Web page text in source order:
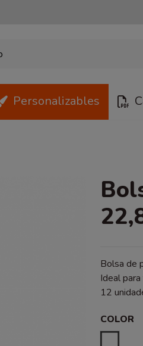
Personalizables
Bolsa de
Ideal
12
COLOR